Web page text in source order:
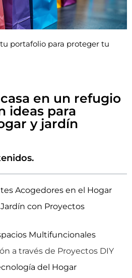
portafolio para proteger tu
en un refugio
ideas para
y jardín
Acogedores en el Hogar
con Proyectos
Multifuncionales
a través de Proyectos DIY
del Hogar